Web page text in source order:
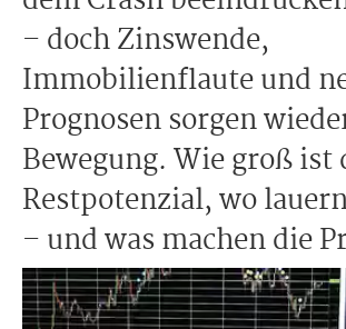
– doch Zinswende,
Immobilienflaute und
Prognosen sorgen
Bewegung. Wie groß ist
Restpotenzial, wo
– und was machen die